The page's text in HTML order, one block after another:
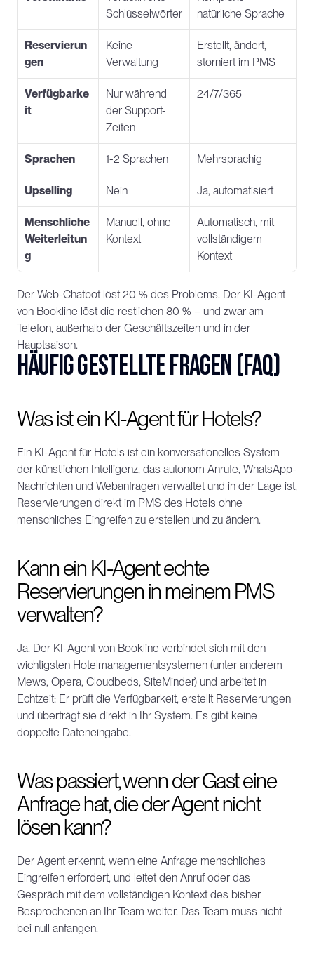
Schlüsselwörter
natürliche Sprache
Reservierun
gen
Keine
Verwaltung
Erstellt, ändert,
storniert im PMS
Verfügbarke
it
Nur während
der Support-
Zeiten
24/7/365
Sprachen 1-2 Sprachen Mehrsprachig
Upselling Nein Ja, automatisiert
Menschliche
Weiterleitun
g
Manuell, ohne
Kontext
Automatisch, mit
vollständigem
Kontext
Der Web-Chatbot löst 20 % des Problems. Der KI-Agent
von Bookline löst die restlichen 80 % – und zwar am
Telefon, außerhalb der Geschäftszeiten und in der
Hauptsaison.
Häufig gestellte Fragen (FAQ)
Was ist ein KI-Agent für Hotels?
Ein KI-Agent für Hotels ist ein konversationelles System
der künstlichen Intelligenz, das autonom Anrufe, WhatsApp-
Nachrichten und Webanfragen verwaltet und in der Lage ist,
Reservierungen direkt im PMS des Hotels ohne
menschliches Eingreifen zu erstellen und zu ändern.
Kann ein KI-Agent echte
Reservierungen in meinem PMS
verwalten?
Ja. Der KI-Agent von Bookline verbindet sich mit den
wichtigsten Hotelmanagementsystemen (unter anderem
Mews, Opera, Cloudbeds, SiteMinder) und arbeitet in
Echtzeit: Er prüft die Verfügbarkeit, erstellt Reservierungen
und überträgt sie direkt in Ihr System. Es gibt keine
doppelte Dateneingabe.
Was passiert, wenn der Gast eine
Anfrage hat, die der Agent nicht
lösen kann?
Der Agent erkennt, wenn eine Anfrage menschliches
Eingreifen erfordert, und leitet den Anruf oder das
Gespräch mit dem vollständigen Kontext des bisher
Besprochenen an Ihr Team weiter. Das Team muss nicht
bei null anfangen.